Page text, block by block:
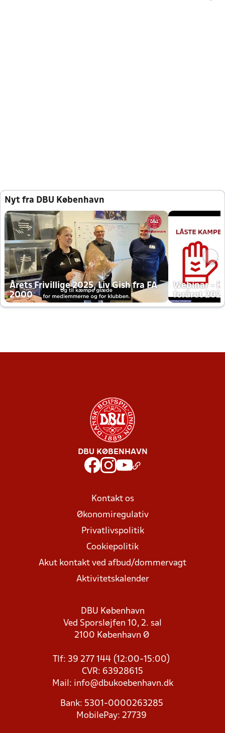
Nyt fra DBU København
Årets Frivillige 2025, Liv Gish fra FA
2000
Webinar -
foråret
DBU KØBENHAVN
Kontakt os
Økonomiregulativ
Privatlivspolitik
Cookiepolitik
Akut kontakt ved afbud/dommervagt
Aktivitetskalender
DBU København
Ved Sporsløjfen 10, 2. sal
2100 København Ø
Tlf: 39 277 144 (12:00-15:00)
CVR: 63928615
Mail: info@dbukoebenhavn.dk
Bank: 5301-0000263285
MobilePay: 27739